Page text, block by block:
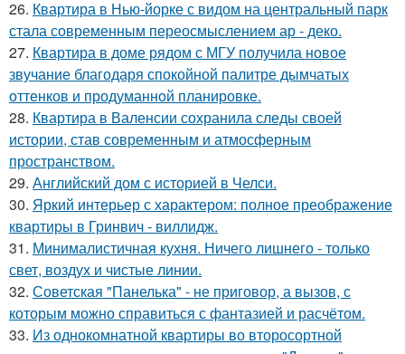
26. Квартира в Нью-йорке с видом на центральный парк
стала современным переосмыслением ар - деко.
27. Квартира в доме рядом с МГУ получила новое
звучание благодаря спокойной палитре дымчатых
оттенков и продуманной планировке.
28. Квартира в Валенсии сохранила следы своей
истории, став современным и атмосферным
пространством.
29. Английский дом с историей в Челси.
30. Яркий интерьер с характером: полное преображение
квартиры в Гринвич - виллидж.
31. Минималистичная кухня. Ничего лишнего - только
свет, воздух и чистые линии.
32. Советская "Панелька" - не приговор, а вызов, с
которым можно справиться с фантазией и расчётом.
33. Из однокомнатной квартиры во второсортной